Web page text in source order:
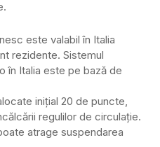
este valabil în Italia
rezidente. Sistemul
în Italia este pe bază de
iniţial 20 de puncte,
regulilor de circulaţie.
atrage suspendarea